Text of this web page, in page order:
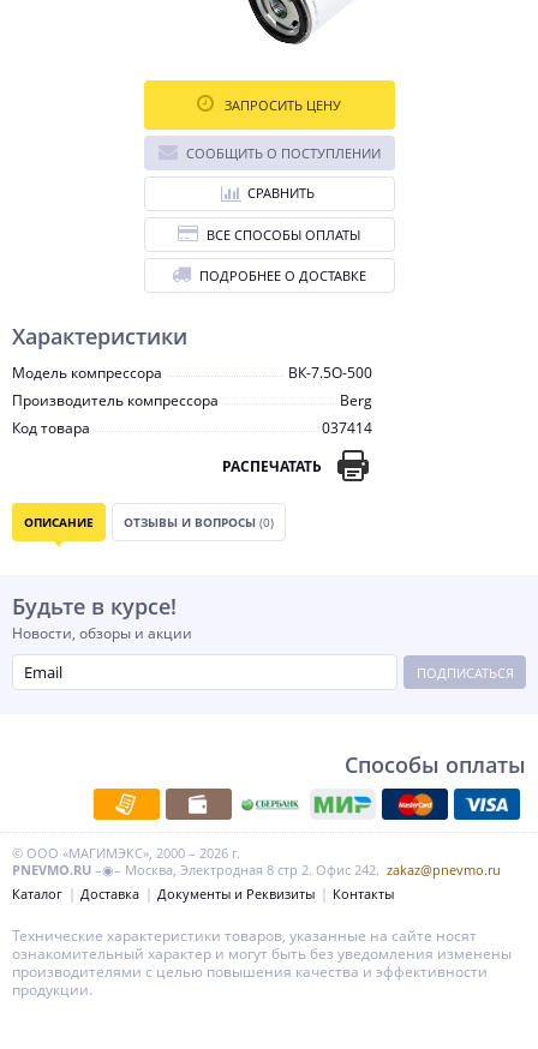
Характеристики
Модель компрессора
ВК-7.5О-500
Производитель компрессора
Berg
Код товара
037414
РАСПЕЧАТАТЬ
ЗАПРОСИТЬ ЦЕНУ
СООБЩИТЬ О ПОСТУПЛЕНИИ
СРАВНИТЬ
ВСЕ СПОСОБЫ ОПЛАТЫ
ПОДРОБНЕЕ О ДОСТАВКЕ
ОПИСАНИЕ ОТЗЫВЫ И ВОПРОСЫ (0)
Будьте в курсе!
Новости, обзоры и акции
ПОДПИСАТЬСЯ
Способы оплаты
© ООО «МАГИМЭКС», 2000 – 2026 г.
PNEVMO.RU –◉– Москва, Электродная 8 стр 2. Офис 242. zakaz@pnevmo.ru
Каталог
Доставка Документы и Реквизиты Контакты
Технические характеристики товаров, указанные на сайте носят
ознакомительный характер и могут быть без уведомления изменены
производителями с целью повышения качества и эффективности
продукции.